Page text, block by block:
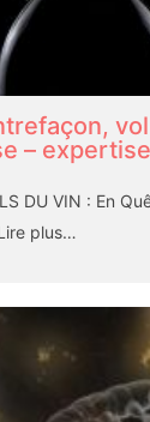
–
DU VIN : En
plus…